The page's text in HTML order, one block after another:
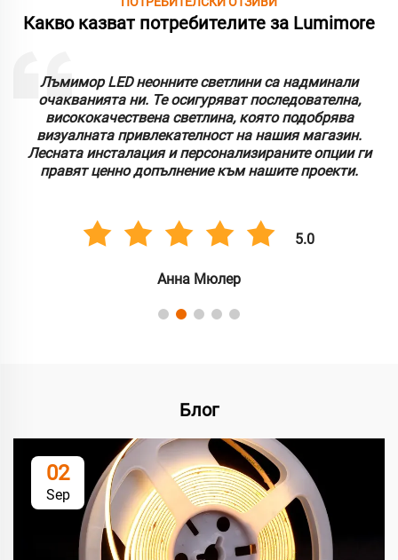
Какво казват потребителите за Lumimore
Лъмимор LED неонните светлини са надминали
очакванията ни. Те осигуряват последователна,
висококачествена светлина, която подобрява
визуалната привлекателност на нашия магазин.
Лесната инсталация и персонализираните опции ги
правят ценно допълнение към нашите проекти.
5.0
Анна Мюлер
Блог
02
Sep